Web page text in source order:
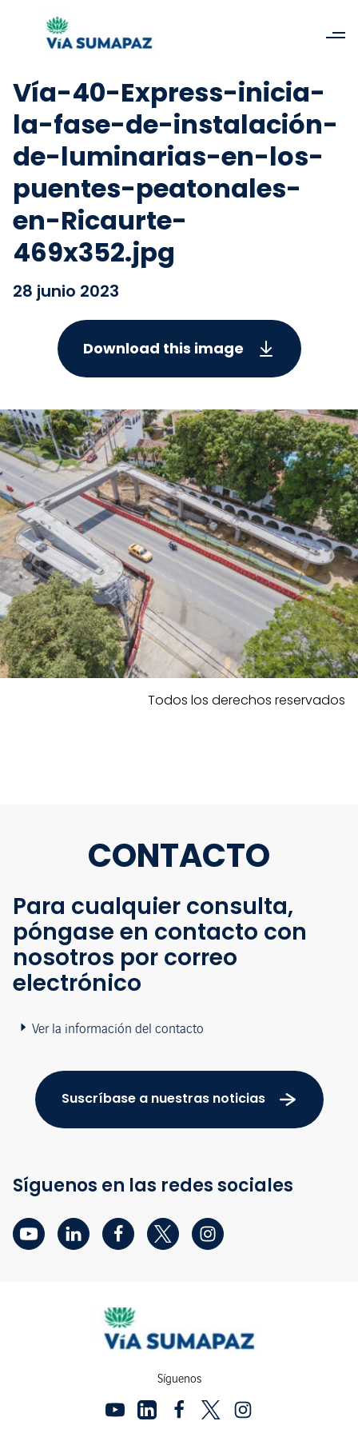
Vía-40-Express-inicia-
la-fase-de-instalación-
de-luminarias-en-los-
puentes-peatonales-
en-Ricaurte-
469x352.jpg
28 junio 2023
Download this image
Todos los derechos reservados
CONTACTO
Para cualquier consulta,
póngase en contacto con
nosotros por correo
electrónico
Ver la información del contacto
Suscríbase a nuestras noticias
Síguenos en las redes sociales
Síguenos